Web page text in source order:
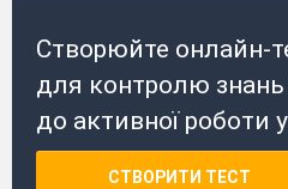
Створюйте онлайн-
для контролю знань
до активної роботи
СТВОРИТИ ТЕСТ